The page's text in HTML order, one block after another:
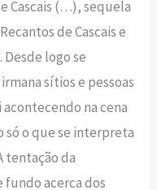
Cascais (…), sequela
de Cascais e
Desde logo se
sítios e pessoas
na cena
só o que se interpreta
tentação da
acerca dos